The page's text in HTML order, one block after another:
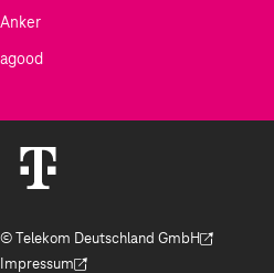
Anker
agood
© Telekom Deutschland GmbH
(Der Link wird in einem neuen Tab geöffnet)
Impressum